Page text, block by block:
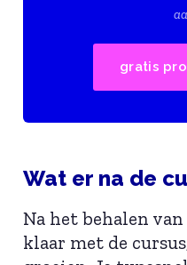
gratis
Wat er na de
Na het behalen
klaar met de